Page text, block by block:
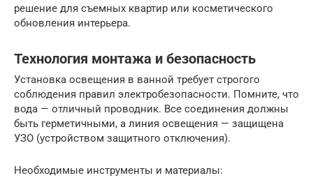
решение для съемных квартир или косметического
обновления интерьера.
Технология монтажа и безопасность
Установка освещения в ванной требует строгого
соблюдения правил электробезопасности. Помните, что
вода — отличный проводник. Все соединения должны
быть герметичными, а линия освещения — защищена
УЗО (устройством защитного отключения).
Необходимые инструменты и материалы: